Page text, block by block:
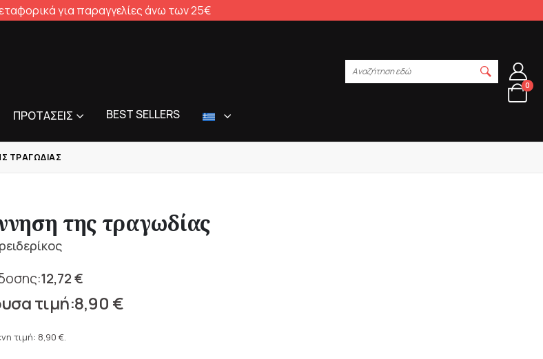
για παραγγελίες άνω των 25€
ΠΡΟΤΆΣΕΙΣ BEST SELLERS
Αναζήτηση εδώ
0
ΤΡΑΓΩΔΊΑΣ
της τραγωδίας
12,72€
8,90 €
τιμή: 8,90 €.